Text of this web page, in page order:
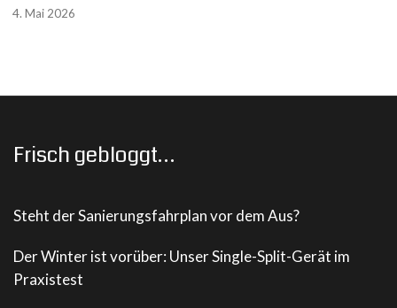
4. Mai 2026
Frisch gebloggt…
Steht der Sanierungsfahrplan vor dem Aus?
Der Winter ist vorüber: Unser Single-Split-Gerät im
Praxistest